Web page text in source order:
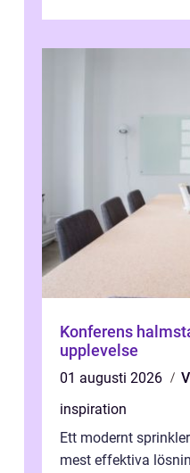
Konferens halmstad när mötet
upplevelse
01 augusti 2026
inspiration
Ett modernt
mest effektiva